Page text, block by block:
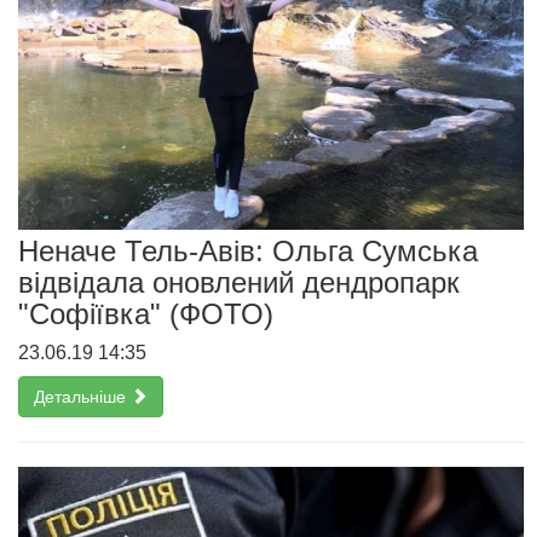
Неначе Тель-Авів: Ольга Сумська
відвідала оновлений дендропарк
"Софіївка" (ФОТО)
23.06.19 14:35
Детальніше